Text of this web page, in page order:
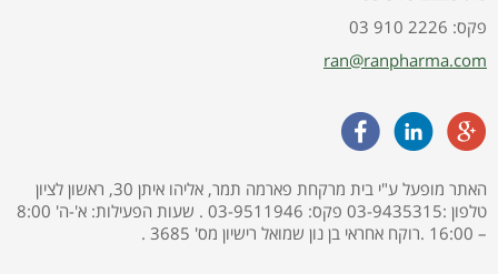
03 910 2226 :פקס
ran@ranpharma.com
האתר מופעל ע"י בית מרקחת פארמה תמר, אליהו איתן 30, ראשון לציון
טלפון :03-9435315 פקס: 03-9511946 . שעות הפעילות: א'-ה' 8:00
– 16:00 .רוקח אחראי בן נון שמואל רישיון מס' 3685 .